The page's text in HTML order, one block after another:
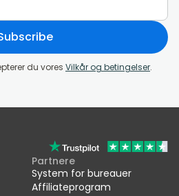
du vores Vilkår og betingelser.
Partnere
System for bureauer
Affiliateprogram